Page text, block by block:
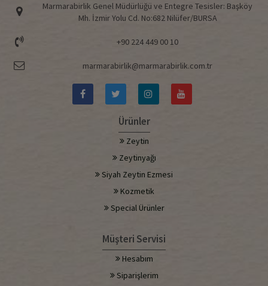
Marmarabirlik Genel Müdürlüğü ve Entegre Tesisler: Başköy
Mh. İzmir Yolu Cd. No:682 Nilüfer/BURSA
+90 224 449 00 10
marmarabirlik@marmarabirlik.com.tr
Ürünler
Zeytin
Zeytinyağı
Siyah Zeytin Ezmesi
Kozmetik
Special Ürünler
Müşteri Servisi
Hesabım
Siparişlerim